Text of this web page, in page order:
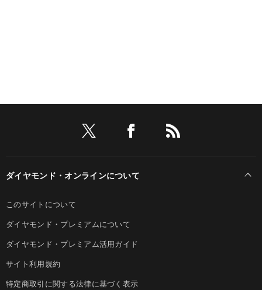
ダイヤモンド・オンラインについて
このサイトについて
ダイヤモンド・プレミアムについて
ダイヤモンド・プレミアム活用ガイド
サイト利用規約
特定商取引に関する法律に基づく表示